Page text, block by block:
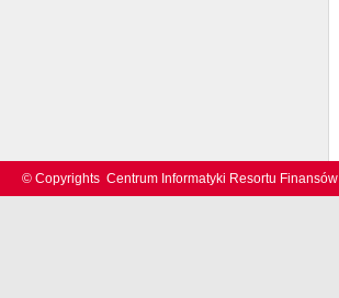
© Copyrights Centrum Informatyki Resortu Finansów